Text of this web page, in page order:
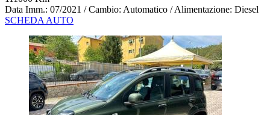
Data Imm.: 07/2021 / Cambio: Automatico / Alimentazione: Diesel
SCHEDA AUTO